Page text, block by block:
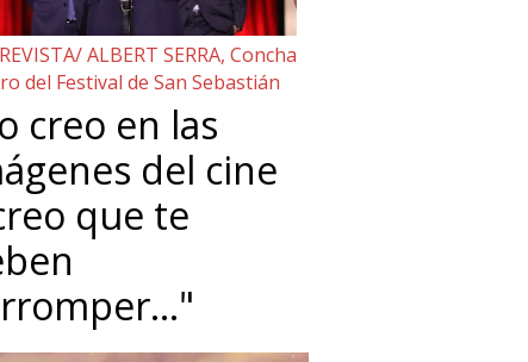
ALBERT SERRA, Concha
del Festival de San Sebastián
creo en las
del cine
que te